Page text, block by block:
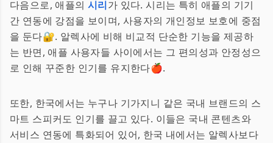
다음으로, 애플의 시리가 있다. 시리는 특히 애플의 기기
간 연동에 강점을 보이며, 사용자의 개인정보 보호에 중점
을 둔다🔐. 알렉사에 비해 비교적 단순한 기능을 제공하
는 반면, 애플 사용자들 사이에서는 그 편의성과 안정성으
로 인해 꾸준한 인기를 유지한다🍎.
또한, 한국에서는 누구나 기가지니 같은 국내 브랜드의 스
마트 스피커도 인기를 끌고 있다. 이들은 국내 콘텐츠와
서비스 연동에 특화되어 있어, 한국 내에서는 알렉사보다